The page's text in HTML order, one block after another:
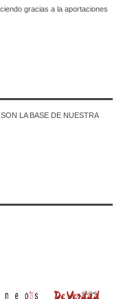
gracias a la aportaciones
LA BASE DE NUESTRA